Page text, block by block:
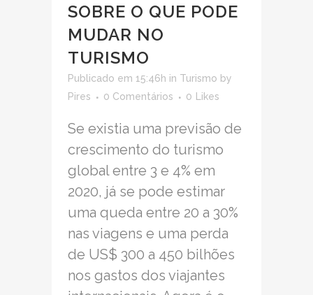
SOBRE O QUE PODE
MUDAR NO
TURISMO
Publicado em 15:46h in Turismo by
Pires
0 Comentários 0 Likes
Se existia uma previsão de
crescimento do turismo
global entre 3 e 4% em
2020, já se pode estimar
uma queda entre 20 a 30%
nas viagens e uma perda
de US$ 300 a 450 bilhões
nos gastos dos viajantes